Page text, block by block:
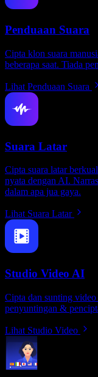
Penduaan Suara
Cipta klon suara
beberapa saat. Tiada
Lihat Penduaan Suara
Suara Latar
Cipta suara latar
nyata dengan AI.
dalam apa jua gaya.
Lihat Suara Latar
Studio Video AI
Cipta dan sunting
penyuntingan &
Lihat Studio Video